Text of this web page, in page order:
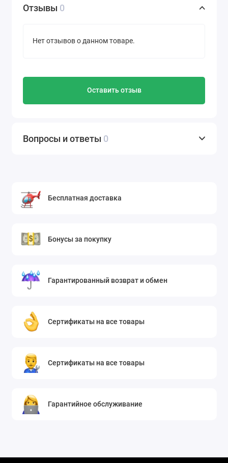
Отзывы 0
Нет отзывов о данном товаре.
Оставить отзыв
Вопросы и ответы 0
Бесплатная доставка
Бонусы за покупку
Гарантированный возврат и обмен
Сертификаты на все товары
Сертификаты на все товары
Гарантийное обслуживание